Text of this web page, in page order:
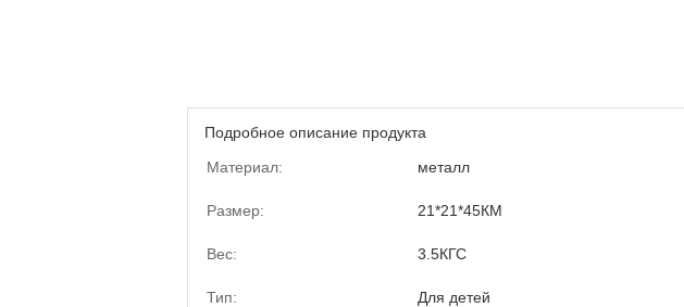
Подробное описание продукта
Материал:
металл
Размер: 21*21*45КМ
Вес: 3.5КГС
Тип: Для детей